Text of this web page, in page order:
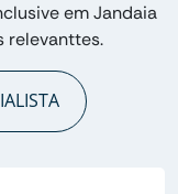
em Jandaia
relevanttes.